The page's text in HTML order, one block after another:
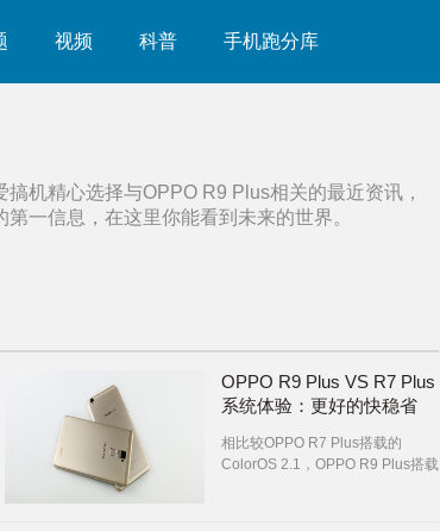
视频 科普 手机跑分库
搞机精心选择与OPPO R9 Plus相关的最近资讯，
第一信息，在这里你能看到未来的世界。
OPPO R9 Plus VS R7 Plus
系统体验：更好的快稳省
相比较OPPO R7 Plus搭载的
ColorOS 2.1，OPPO R9 Plus搭载